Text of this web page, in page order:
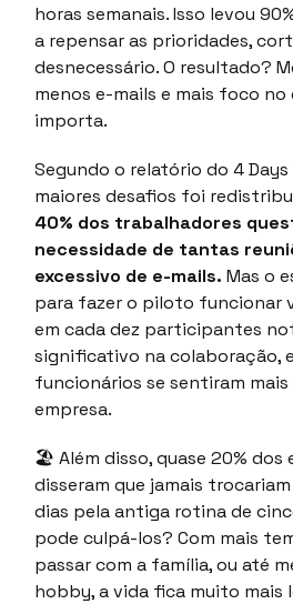
horas semanais. Isso levou
a repensar as prioridades,
desnecessário. O resultado?
menos e-mails e mais foco no
importa.
Segundo o relatório do 4 Days
maiores desafios foi
40% dos trabalhadores
necessidade de tantas
excessivo de e-mails. Mas o
para fazer o piloto funcionar
em cada dez participantes
significativo na colaboração,
funcionários se sentiram
empresa.
🏖 Além disso, quase 20%
disseram que jamais
dias pela antiga rotina de
pode culpá-los? Com mais
passar com a família, ou até
hobby, a vida fica muito mais